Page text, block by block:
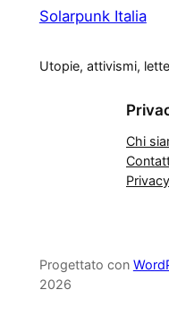
Solarpunk Italia
Utopie, attivismi,
Chi
Progettato con
2026